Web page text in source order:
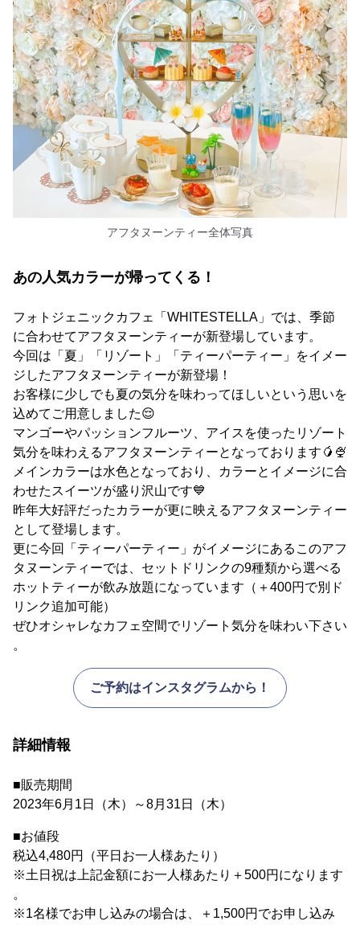
アフタヌーンティー全体写真
あの人気カラーが帰ってくる！
フォトジェニックカフェ「WHITESTELLA」では、季節
に合わせてアフタヌーンティーが新登場しています。
今回は「夏」「リゾート」「ティーパーティー」をイメー
ジしたアフタヌーンティーが新登場！
お客様に少しでも夏の気分を味わってほしいという思いを
込めてご用意しました😌
マンゴーやパッションフルーツ、アイスを使ったリゾート
気分を味わえるアフタヌーンティーとなっております🥭🍨
メインカラーは水色となっており、カラーとイメージに合
わせたスイーツが盛り沢山です💙
昨年大好評だったカラーが更に映えるアフタヌーンティー
として登場します。
更に今回「ティーパーティー」がイメージにあるこのアフ
タヌーンティーでは、セットドリンクの9種類から選べる
ホットティーが飲み放題になっています（＋400円で別ド
リンク追加可能）
ぜひオシャレなカフェ空間でリゾート気分を味わい下さい
。
ご予約はインスタグラムから！
詳細情報
■販売期間
2023年6月1日（木）～8月31日（木）
■お値段
税込4,480円（平日お一人様あたり）
※土日祝は上記金額にお一人様あたり＋500円になります
。
※1名様でお申し込みの場合は、＋1,500円でお申し込み